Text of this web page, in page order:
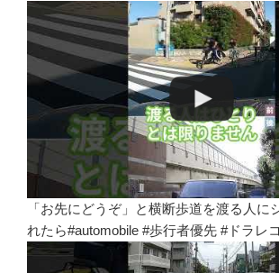
「お先にどうぞ」と横断歩道を渡る人に
れたら#automobile #歩行者優先 #ドラレコ